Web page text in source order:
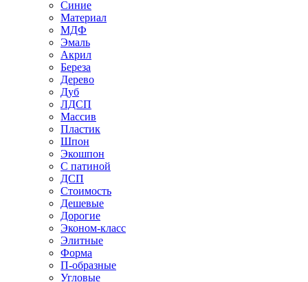
Синие
Материал
МДФ
Эмаль
Акрил
Береза
Дерево
Дуб
ЛДСП
Массив
Пластик
Шпон
Экошпон
С патиной
ДСП
Стоимость
Дешевые
Дорогие
Эконом-класс
Элитные
Форма
П-образные
Угловые